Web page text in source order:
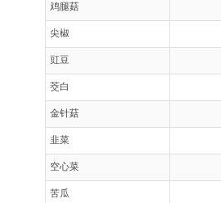
鸡腿菇
尖椒
豇豆
茭白
金针菇
韭菜
空心菜
苦瓜